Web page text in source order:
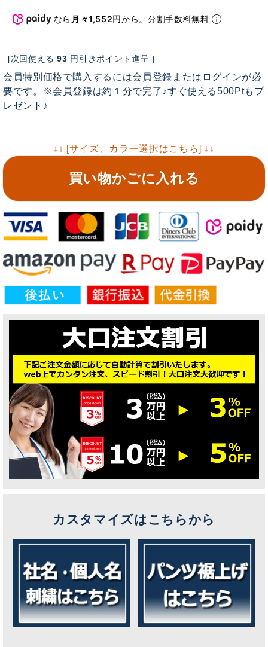
なら 月々1,552円から。分割手数料無料
[次回使える 93 円引きポイント進呈 ]
会員特別価格で購入するには会員登録またはログインが必
要です。※会員登録は約１分で完了♪すぐ使える500Ptもプ
レゼント♪
↓↓ [サイズ、カラー選択はこちら] ↓↓
買い物かごに入れる
カスタマイズはこちらから